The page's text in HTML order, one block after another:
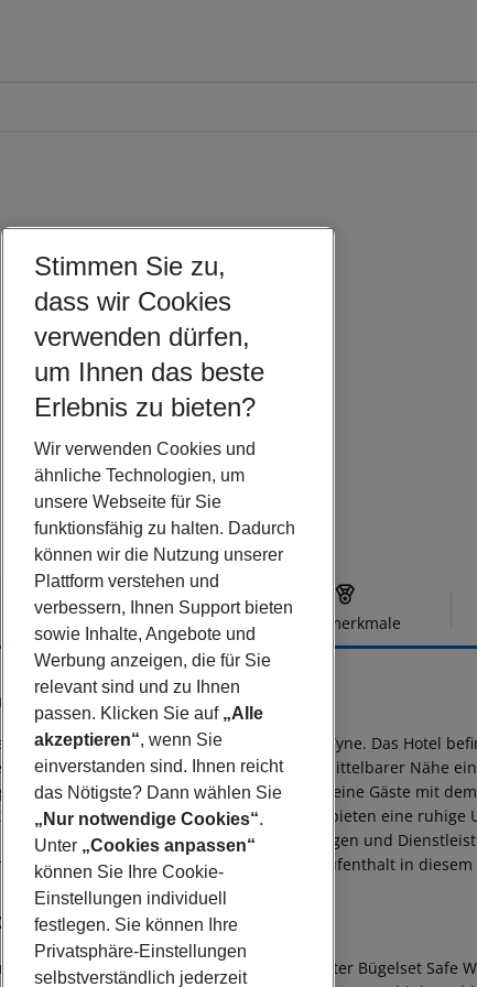
Hotelbeschreibung Hotelmerkmale
Newcastle
4
eine großartige Lage in Newcastle-Upon-Tyne. Das Hotel
Umgebung. Die Gäste befinden sich in unmittelbarer Nähe
Dieses beliebte Hotel empfängt seine Gäste mit
sind geschmackvoll eingerichtet und bieten eine
sind eingeladen, die vielen Einrichtungen und
Gästen wird ein komfortabler, bequemer Aufenthalt in
nein Minibar Tee-/Kaffeezubereiter Bügelset Safe
Stimmen Sie zu,
dass wir Cookies
verwenden dürfen,
um Ihnen das beste
Erlebnis zu bieten?
Wir verwenden Cookies und
ähnliche Technologien, um
unsere Webseite für Sie
funktionsfähig zu halten. Dadurch
können wir die Nutzung unserer
Plattform verstehen und
verbessern, Ihnen Support bieten
sowie Inhalte, Angebote und
Werbung anzeigen, die für Sie
relevant sind und zu Ihnen
passen. Klicken Sie auf „Alle
akzeptieren“, wenn Sie
einverstanden sind. Ihnen reicht
das Nötigste? Dann wählen Sie
„Nur notwendige Cookies“.
Unter „Cookies anpassen“
können Sie Ihre Cookie-
Einstellungen individuell
festlegen. Sie können Ihre
Privatsphäre-Einstellungen
selbstverständlich jederzeit